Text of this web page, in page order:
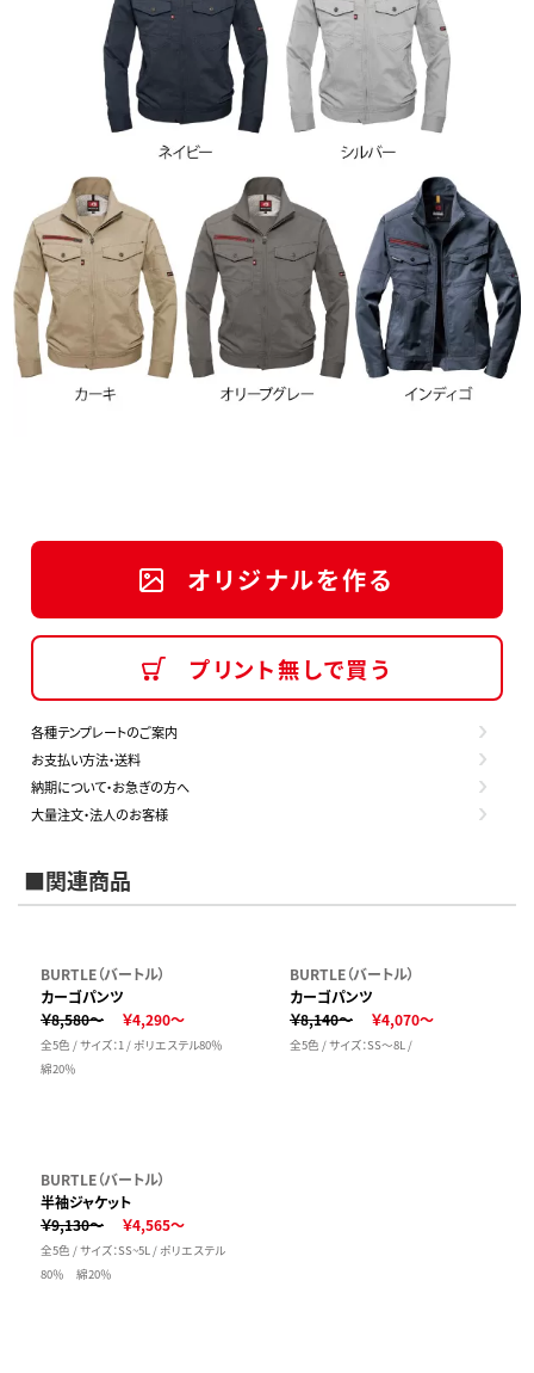
オリジナルを作る
プリント無しで買う
各種テンプレートのご案内
お支払い方法・送料
納期について・お急ぎの方へ
大量注文・法人のお客様
■関連商品
BURTLE（バートル）
カーゴパンツ
￥8,580～
￥4,290～
全5色 / サイズ：1 / ポリエステル80％
綿20％
BURTLE（バートル）
カーゴパンツ
￥8,140～
￥4,070～
全5色 / サイズ：SS～8L /
BURTLE（バートル）
半袖ジャケット
￥9,130～
￥4,565～
全5色 / サイズ：SS~5L / ポリエステル
80％ 綿20％